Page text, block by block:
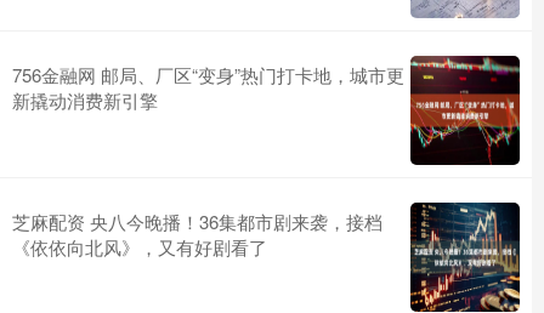
756金融网 邮局、厂区“变身”热门打卡地，城市更
新撬动消费新引擎
芝麻配资 央八今晚播！36集都市剧来袭，接档
《依依向北风》，又有好剧看了